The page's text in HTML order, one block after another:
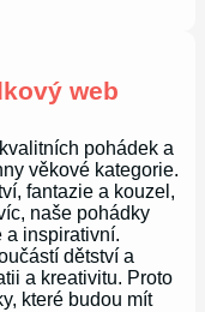
web
pohádek a
věkové kategorie.
fantazie a kouzel,
naše pohádky
a inspirativní.
dětství a
a kreativitu. Proto
které budou mít